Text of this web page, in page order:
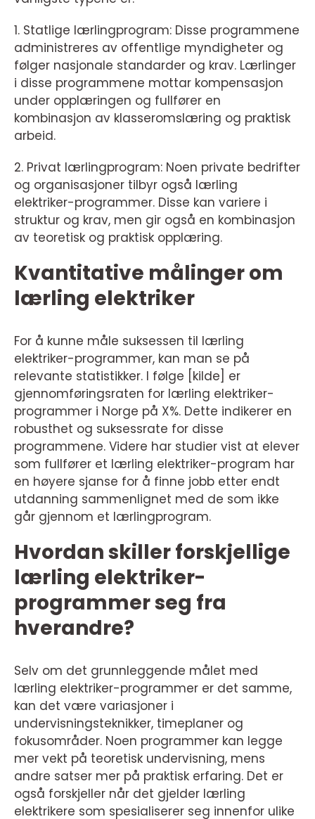
1. Statlige lærlingprogram: Disse programmene
administreres av offentlige myndigheter og
følger nasjonale standarder og krav. Lærlinger
i disse programmene mottar kompensasjon
under opplæringen og fullfører en
kombinasjon av klasseromslæring og praktisk
arbeid.
2. Privat lærlingprogram: Noen private bedrifter
og organisasjoner tilbyr også lærling
elektriker-programmer. Disse kan variere i
struktur og krav, men gir også en kombinasjon
av teoretisk og praktisk opplæring.
Kvantitative målinger om
lærling elektriker
For å kunne måle suksessen til lærling
elektriker-programmer, kan man se på
relevante statistikker. I følge [kilde] er
gjennomføringsraten for lærling elektriker-
programmer i Norge på X%. Dette indikerer en
robusthet og suksessrate for disse
programmene. Videre har studier vist at elever
som fullfører et lærling elektriker-program har
en høyere sjanse for å finne jobb etter endt
utdanning sammenlignet med de som ikke
går gjennom et lærlingprogram.
Hvordan skiller forskjellige
lærling elektriker-
programmer seg fra
hverandre?
Selv om det grunnleggende målet med
lærling elektriker-programmer er det samme,
kan det være variasjoner i
undervisningsteknikker, timeplaner og
fokusområder. Noen programmer kan legge
mer vekt på teoretisk undervisning, mens
andre satser mer på praktisk erfaring. Det er
også forskjeller når det gjelder lærling
elektrikere som spesialiserer seg innenfor ulike